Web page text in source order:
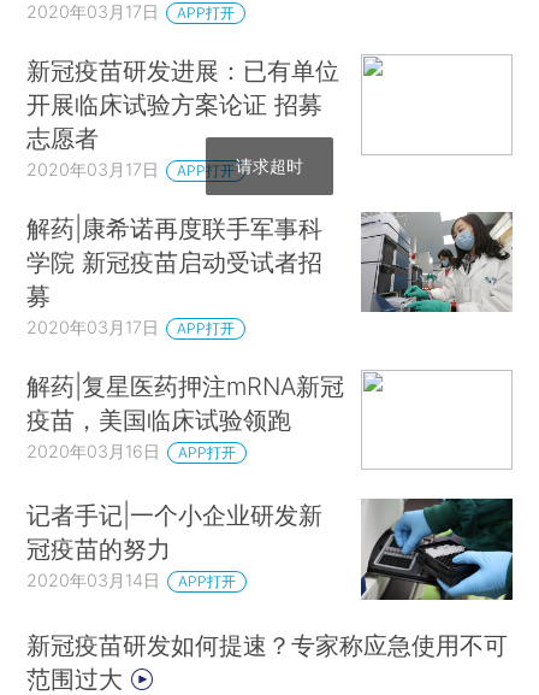
2020年03月17日 APP打开
新冠疫苗研发进展：已有单位
开展临床试验方案论证 招募
志愿者
2020年03月17日 APP打开
解药|康希诺再度联手军事科
学院 新冠疫苗启动受试者招
募
2020年03月17日 APP打开
解药|复星医药押注mRNA新冠
疫苗，美国临床试验领跑
2020年03月16日 APP打开
记者手记|一个小企业研发新
冠疫苗的努力
2020年03月14日 APP打开
新冠疫苗研发如何提速？专家称应急使用不可
范围过大
请求超时